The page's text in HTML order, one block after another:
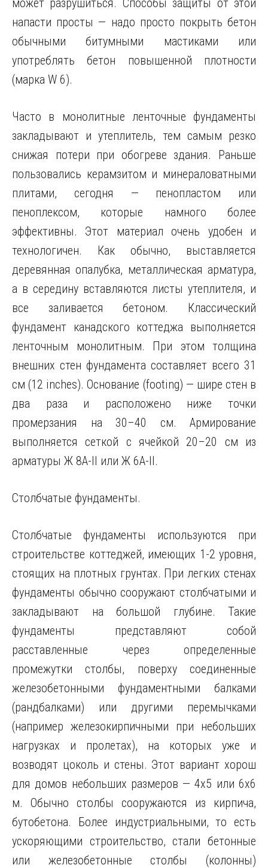
может разрушиться. Способы защиты от этой
напасти просты — надо просто покрыть бетон
обычными битумными мастиками или
употреблять бетон повышенной плотности
(марка W 6).
Часто в монолитные ленточные фундаменты
закладывают и утеплитель, тем самым резко
снижая потери при обогреве здания. Раньше
пользовались керамзитом и минераловатными
плитами, сегодня — пенопластом или
пеноплексом, которые намного более
эффективны. Этот материал очень удобен и
технологичен. Как обычно, выставляется
деревянная опалубка, металлическая арматура,
а в середину вставляются листы утеплителя, и
все заливается бетоном. Классический
фундамент канадского коттеджа выполняется
ленточным монолитным. При этом толщина
внешних стен фундамента составляет всего 31
см (12 inches). Основание (footing) — шире стен в
два раза и расположено ниже точки
промерзания на 30–40 см. Армирование
выполняется сеткой с ячейкой 20–20 см из
арматуры Ж 8А-II или Ж 6А-II.
Столбчатые фундаменты.
Столбчатые фундаменты используются при
строительстве коттеджей, имеющих 1-2 уровня,
стоящих на плотных грунтах. При легких стенах
фундаменты обычно сооружают столбчатыми и
закладывают на большой глубине. Такие
фундаменты представляют собой
расставленные через определенные
промежутки столбы, поверху соединенные
железобетонными фундаментными балками
(рандбалками) или другими перемычками
(например железокирпичными при небольших
нагрузках и пролетах), на которых уже и
возводят цоколь и стены. Этот вариант хорош
для домов небольших размеров — 4х5 или 6х6
м. Обычно столбы сооружаются из кирпича,
бутобетона. Более индустриальными, то есть
ускоряющими строительство, стали бетонные
или железобетонные столбы (колонны)